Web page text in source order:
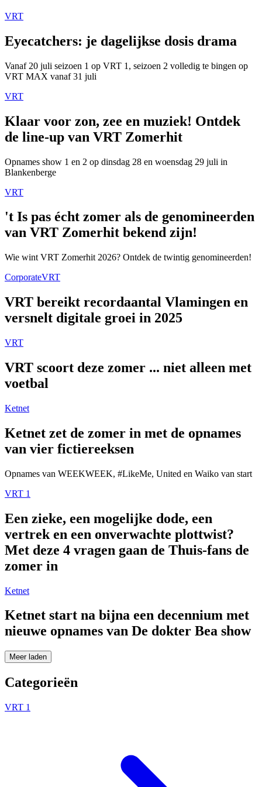
VRT
Eyecatchers: je dagelijkse dosis drama
Vanaf 20 juli seizoen 1 op VRT 1, seizoen 2 volledig te bingen op
VRT MAX vanaf 31 juli
VRT
Klaar voor zon, zee en muziek! Ontdek
de line-up van VRT Zomerhit
Opnames show 1 en 2 op dinsdag 28 en woensdag 29 juli in
Blankenberge
VRT
't Is pas écht zomer als de genomineerden
van VRT Zomerhit bekend zijn!
Wie wint VRT Zomerhit 2026? Ontdek de twintig genomineerden!
CorporateVRT
VRT bereikt recordaantal Vlamingen en
versnelt digitale groei in 2025
VRT
VRT scoort deze zomer ... niet alleen met
voetbal
Ketnet
Ketnet zet de zomer in met de opnames
van vier fictiereeksen
Opnames van WEEKWEEK, #LikeMe, United en Waiko van start
VRT 1
Een zieke, een mogelijke dode, een
vertrek en een onverwachte plottwist?
Met deze 4 vragen gaan de Thuis-fans de
zomer in
Ketnet
Ketnet start na bijna een decennium met
nieuwe opnames van De dokter Bea show
Meer laden
Categorieën
VRT 1